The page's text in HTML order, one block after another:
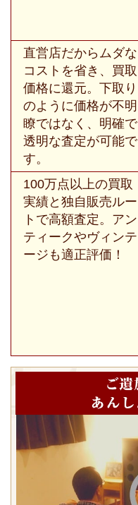
直営店だからムダな
コストを省き、買取
価格に還元。下取り
のように価格が不明
瞭ではなく、明確で
透明な査定が可能で
す。
100万点以上の買取
実績と独自販売ルー
トで高額査定。アン
ティークやヴィンテ
ージも適正評価！